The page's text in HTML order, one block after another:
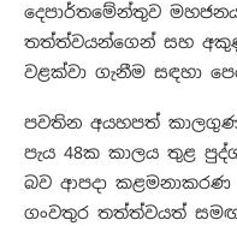
දෙපාර්තමේන්තුව
තත්ත්වයන්ගෙන් සහ
වළක්වා ගැනීම සඳහා
පවතින අයහපත්
පැය 48ක කාලය තුළ
බව ආපදා කළමනාකරණ
ගංවතුර තත්ත්වයත්